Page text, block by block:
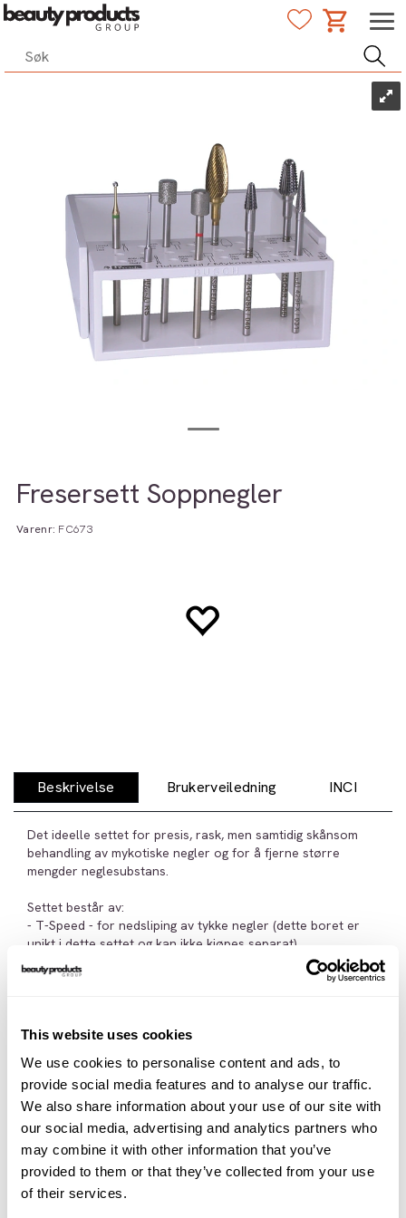
This website uses cookies
We use cookies to personalise content and ads, to
provide social media features and to analyse our traffic.
We also share information about your use of our site with
our social media, advertising and analytics partners who
may combine it with other information that you’ve
provided to them or that they’ve collected from your use
of their services.
Fresersett Soppnegler
Varenr: FC673
Beskrivelse Brukerveiledning INCI
Det ideelle settet for presis, rask, men samtidig skånsom
behandling av mykotiske negler og for å fjerne større
mengder neglesubstans.
Settet består av:
- T-Speed - for nedsliping av tykke negler (dette boret er
unikt i dette settet og kan ikke kjøpes separat)
- 1SXM - for skånsom fjerning av mykos og periungual
hornhud (dette boret er unikt i dette settet og kan ikke
polering (dette boret er unikt i dette settet og kan ikke
- FC145 Diamantsliper 055 medium m/glatt topp - for
utjevning av negler og hard hud
- FC146 Diamantsliper 055 fin m/glatt topp - for forsiktig
behandling av negler og neglebånd
- FC215 Carbid dobbeltkutt 031 medium - for definert
konturering av f.eks. soppnegler
- FC260 Carbid kutter GQSR 040 - for behandling av veldig
tykke negler og silikonortoser